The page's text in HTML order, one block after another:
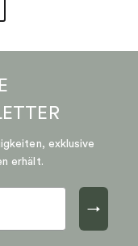
exklusive
erhält.
→